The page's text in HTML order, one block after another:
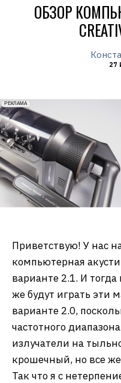
ОБЗОР
27
erid: 2VfnxxmNzs5
РЕКЛАМА
Приветствую! У нас
компьютерная
варианте 2.1. И
же будут играть эти
варианте 2.0,
частотного
излучатели на
крошечный, но все
Так что я с